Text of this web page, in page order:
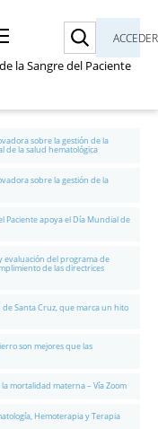
ACCEDER
la Sangre del Paciente
sobre la gestión de la
de la salud hematológica
sobre la gestión de la
Paciente apoya el Día Mundial de
evaluación del programa de
de las directrices
de Santa Cruz, que marca un hito
son mejores que las
mortalidad materna – Vía Zoom
Hemoterapia y Terapia